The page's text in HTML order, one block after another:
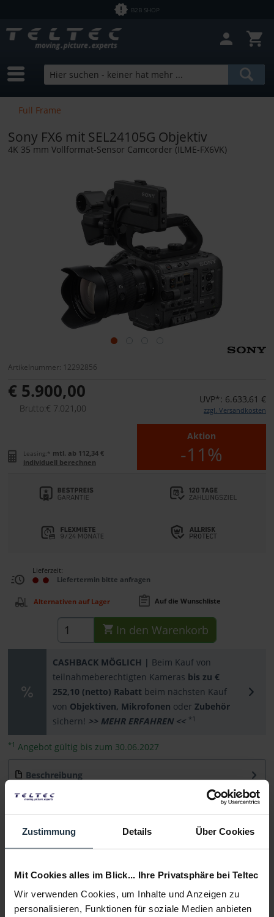
Zustimmung Details Über Cookies
Mit Cookies alles im Blick... Ihre Privatsphäre bei Teltec
Wir verwenden Cookies, um Inhalte und Anzeigen zu
personalisieren, Funktionen für soziale Medien anbieten
B2B SHOP
Full Frame
Sony FX6 mit SEL24105G Objektiv
4K 35 mm Vollformat-Sensor Camcorder (ILME-FX6VK)
Artikelnummer: 12292856
€ 5.900,00
Brutto:€ 7.021,00
UVP*: 6.633,61 €
zzgl. Versandkosten
Aktion
-11%
Leasing:* mtl. ab 112,34 €
individuell berechnen
Lieferzeit:
Liefertermin bitte anfragen
Alternativen auf Lager Auf die Wunschliste
In den Warenkorb
CASHBACK MÖGLICH | Beim Kauf von
teilnahmeberechtigten Kameras bis zu €
252,10 (netto) Rabatt beim nächsten Kauf
von Objektiven, Mikrofonen oderZubehör
sichern! >> MEHR ERFAHREN << *1
*1 Angebot gültig bis zum 30.06.2027
Beschreibung
Die Sony FX6 aus der Cinema Line ist ein professioneller
Zubehör
316
Sofort lieferbar
Hersteller
Rode
von0,01 € bis246892,00 €
Bundle Products
Aktion